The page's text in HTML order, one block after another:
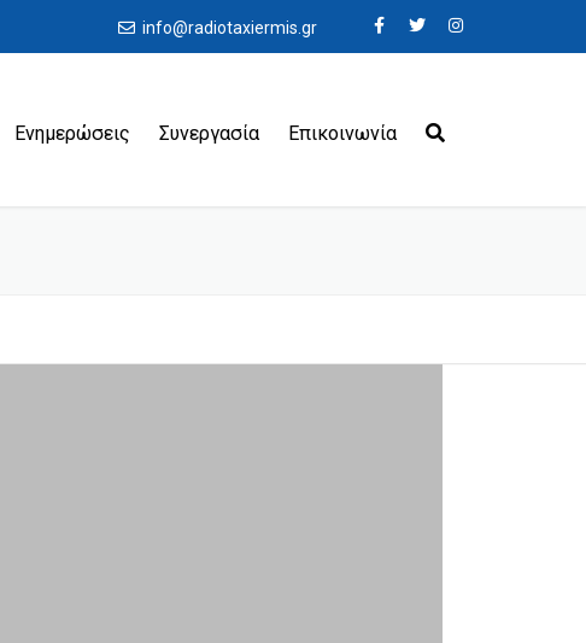
info@radiotaxiermis.gr
Ενημερώσεις Συνεργασία Επικοινωνία